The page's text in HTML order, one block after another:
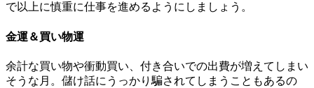
で以上に慎重に仕事を進めるようにしましょう。
金運＆買い物運
余計な買い物や衝動買い、付き合いでの出費が増えてしまい
そうな月。儲け話にうっかり騙されてしまうこともあるの